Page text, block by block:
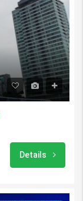
Details